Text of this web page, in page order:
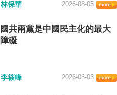
林保華 2026-08-05
國共兩黨是中國民主化的最大
障礙
李筱峰 2026-08-03